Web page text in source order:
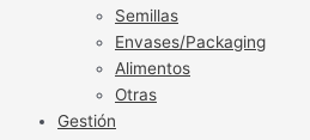
Semillas
Envases/Packaging
Alimentos
Otras
Gestión